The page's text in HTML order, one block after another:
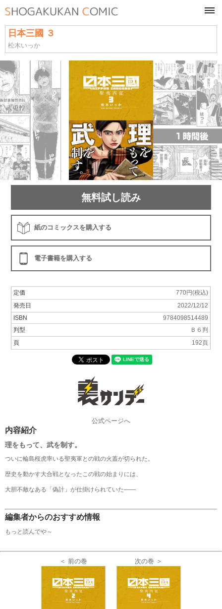
日本三國 ３
松木いっか
無料試し読み
紙のコミックスを購入する
電子書籍を購入する
定価
770円(税込)
発売日
2022/12/12
ISBN
9784098514489
判型
Ｂ６判
頁
192頁
公式ページへ
内容紹介
理をもって、武を制す。
ついに輪島桜虎率いる聖夷軍との戦の火蓋が切られた。
歴史を動かす大合戦となったこの戦の始まりには、
大胆不敵なある「偽計」が仕掛けられていた――
編集者からのおすすめ情報
もっと読んでや～
＜ 前の巻 次の巻 ＞